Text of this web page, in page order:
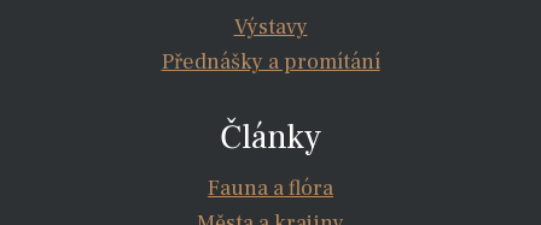
Výstavy
Přednášky a promítání
Články
Fauna a flóra